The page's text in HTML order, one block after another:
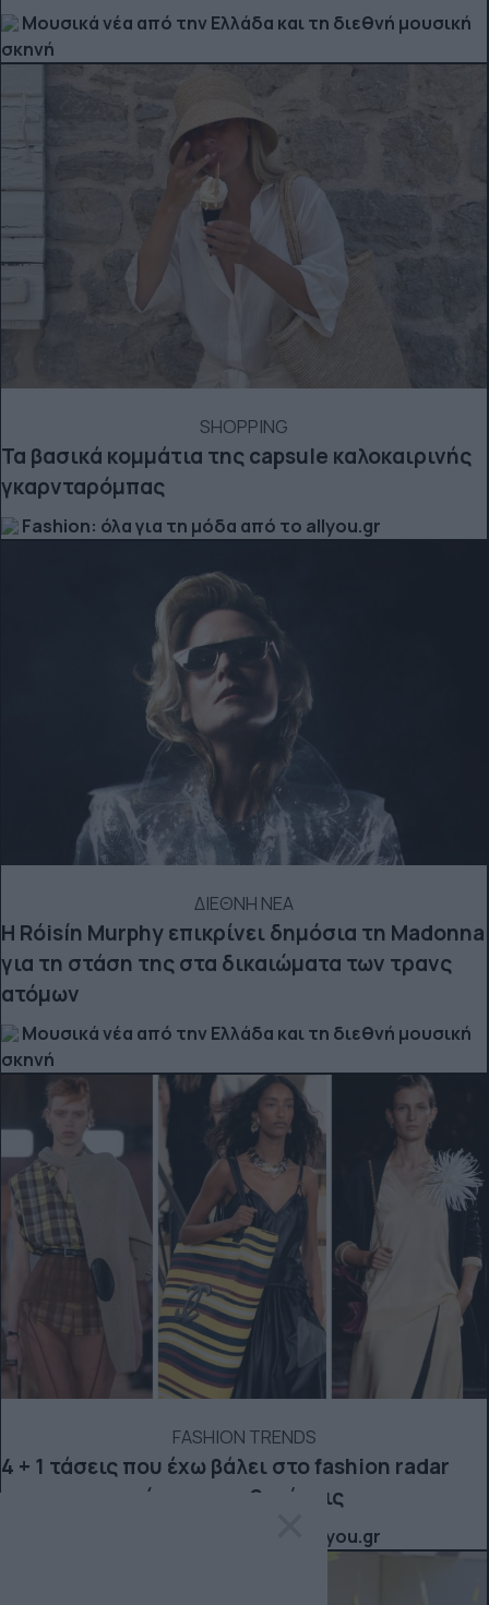
Μουσικά νέα από την Ελλάδα και τη διεθνή μουσική
σκηνή
SHOPPING
Τα βασικά κομμάτια της capsule καλοκαιρινής
γκαρνταρόμπας
Fashion: όλα για τη μόδα από το allyou.gr
ΔΙΕΘΝΗ ΝΕΑ
Η Róisín Murphy επικρίνει δημόσια τη Madonna
για τη στάση της στα δικαιώματα των τρανς
ατόμων
Μουσικά νέα από την Ελλάδα και τη διεθνή μουσική
σκηνή
FASHION TRENDS
4 + 1 τάσεις που έχω βάλει στο fashion radar
μου και προτείνω να υιοθετήσεις
Fashion: όλα για τη μόδα από το allyou.gr